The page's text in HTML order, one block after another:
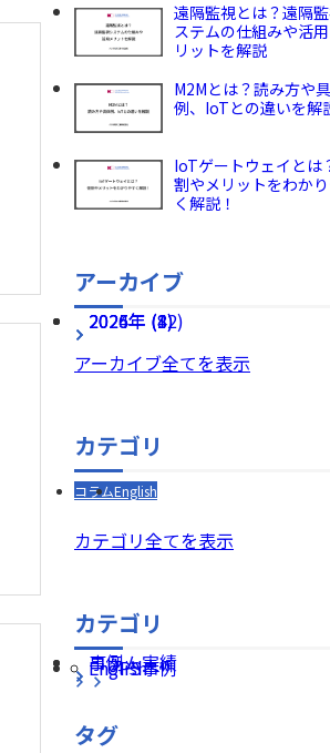
遠隔監視とは？遠隔
ステムの仕組みや活
リットを解説
M2Mとは？読み方や
例、IoTとの違いを解
IoTゲートウェイとは
割やメリットをわか
く解説！
アーカイブ
2026年 (8)
2025年 (12)
2024年 (4)
アーカイブ全てを表示
カテゴリ
コラムEnglish
カテゴリ全てを表示
カテゴリ
コラム
事例・実績
UPS事例
English
タグ